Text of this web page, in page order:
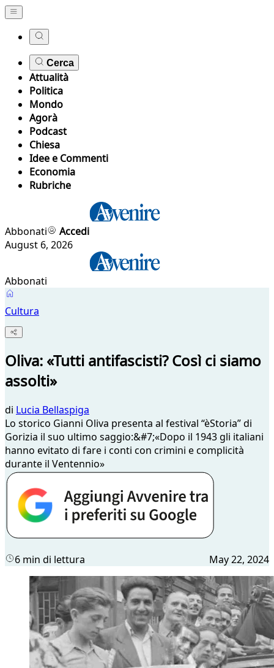
Cerca
Attualità
Politica
Mondo
Agorà
Podcast
Chiesa
Idee e Commenti
Economia
Rubriche
Abbonati
Accedi
August 6, 2026
Abbonati
Cultura
Oliva: «Tutti antifascisti? Così ci siamo
assolti»
di Lucia Bellaspiga
Lo storico Gianni Oliva presenta al festival “èStoria” di
Gorizia il suo ultimo saggio:&#7;«Dopo il 1943 gli italiani
hanno evitato di fare i conti con crimini e complicità
durante il Ventennio»
6 min di lettura May 22, 2024